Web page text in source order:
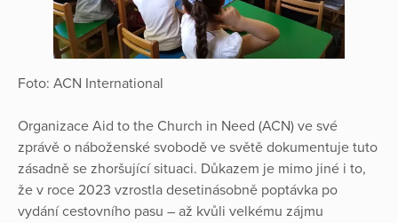
Foto: ACN International
Organizace Aid to the Church in Need (ACN) ve své
zprávě o náboženské svobodě ve světě dokumentuje tuto
zásadně se zhoršující situaci. Důkazem je mimo jiné i to,
že v roce 2023 vzrostla desetinásobně poptávka po
vydání cestovního pasu – až kvůli velkému zájmu